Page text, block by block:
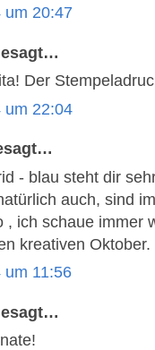
um 20:47
Der
um 22:04
- blau steht dir
auch, sind
, ich schaue immer
kreativen Oktober.
um 11:56